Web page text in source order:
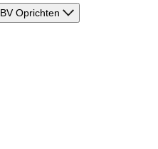
BV Oprichten